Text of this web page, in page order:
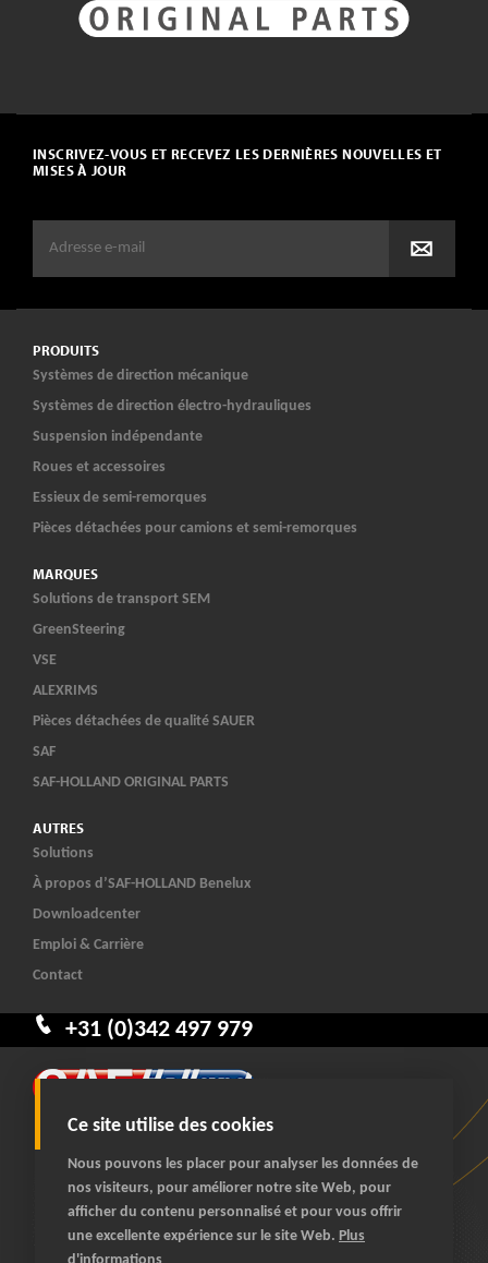
Ce site utilise des cookies
Nous pouvons les placer pour analyser les données de
nos visiteurs, pour améliorer notre site Web, pour
afficher du contenu personnalisé et pour vous offrir
une excellente expérience sur le site Web. Plus
d'informations
INSCRIVEZ-VOUS ET RECEVEZ LES DERNIÈRES NOUVELLES ET
MISES À JOUR
+31 (0)342 497 979
PRODUITS
Systèmes de direction mécanique
Systèmes de direction électro-hydrauliques
Suspension indépendante
Roues et accessoires
Essieux de semi-remorques
Pièces détachées pour camions et semi-remorques
MARQUES
Solutions de transport SEM
GreenSteering
VSE
ALEXRIMS
Pièces détachées de qualité SAUER
SAF
SAF-HOLLAND ORIGINAL PARTS
AUTRES
Solutions
À propos d’SAF-HOLLAND Benelux
Downloadcenter
Emploi & Carrière
Contact
© 2026 SAF-HOLLAND Benelux
tous droits réservés